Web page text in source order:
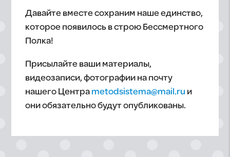
Давайте вместе сохраним наше единство,
которое появилось в строю Бессмертного
Полка!
Присылайте ваши материалы,
видеозаписи, фотографии на почту
нашего Центра metodsistema@mail.ru и
они обязательно будут опубликованы.